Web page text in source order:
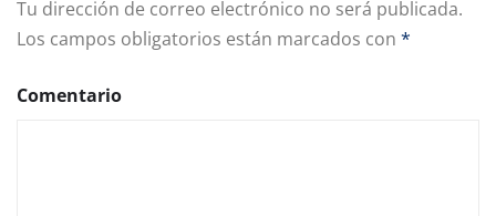
Tu dirección de correo electrónico no será publicada.
Los campos obligatorios están marcados con *
Comentario